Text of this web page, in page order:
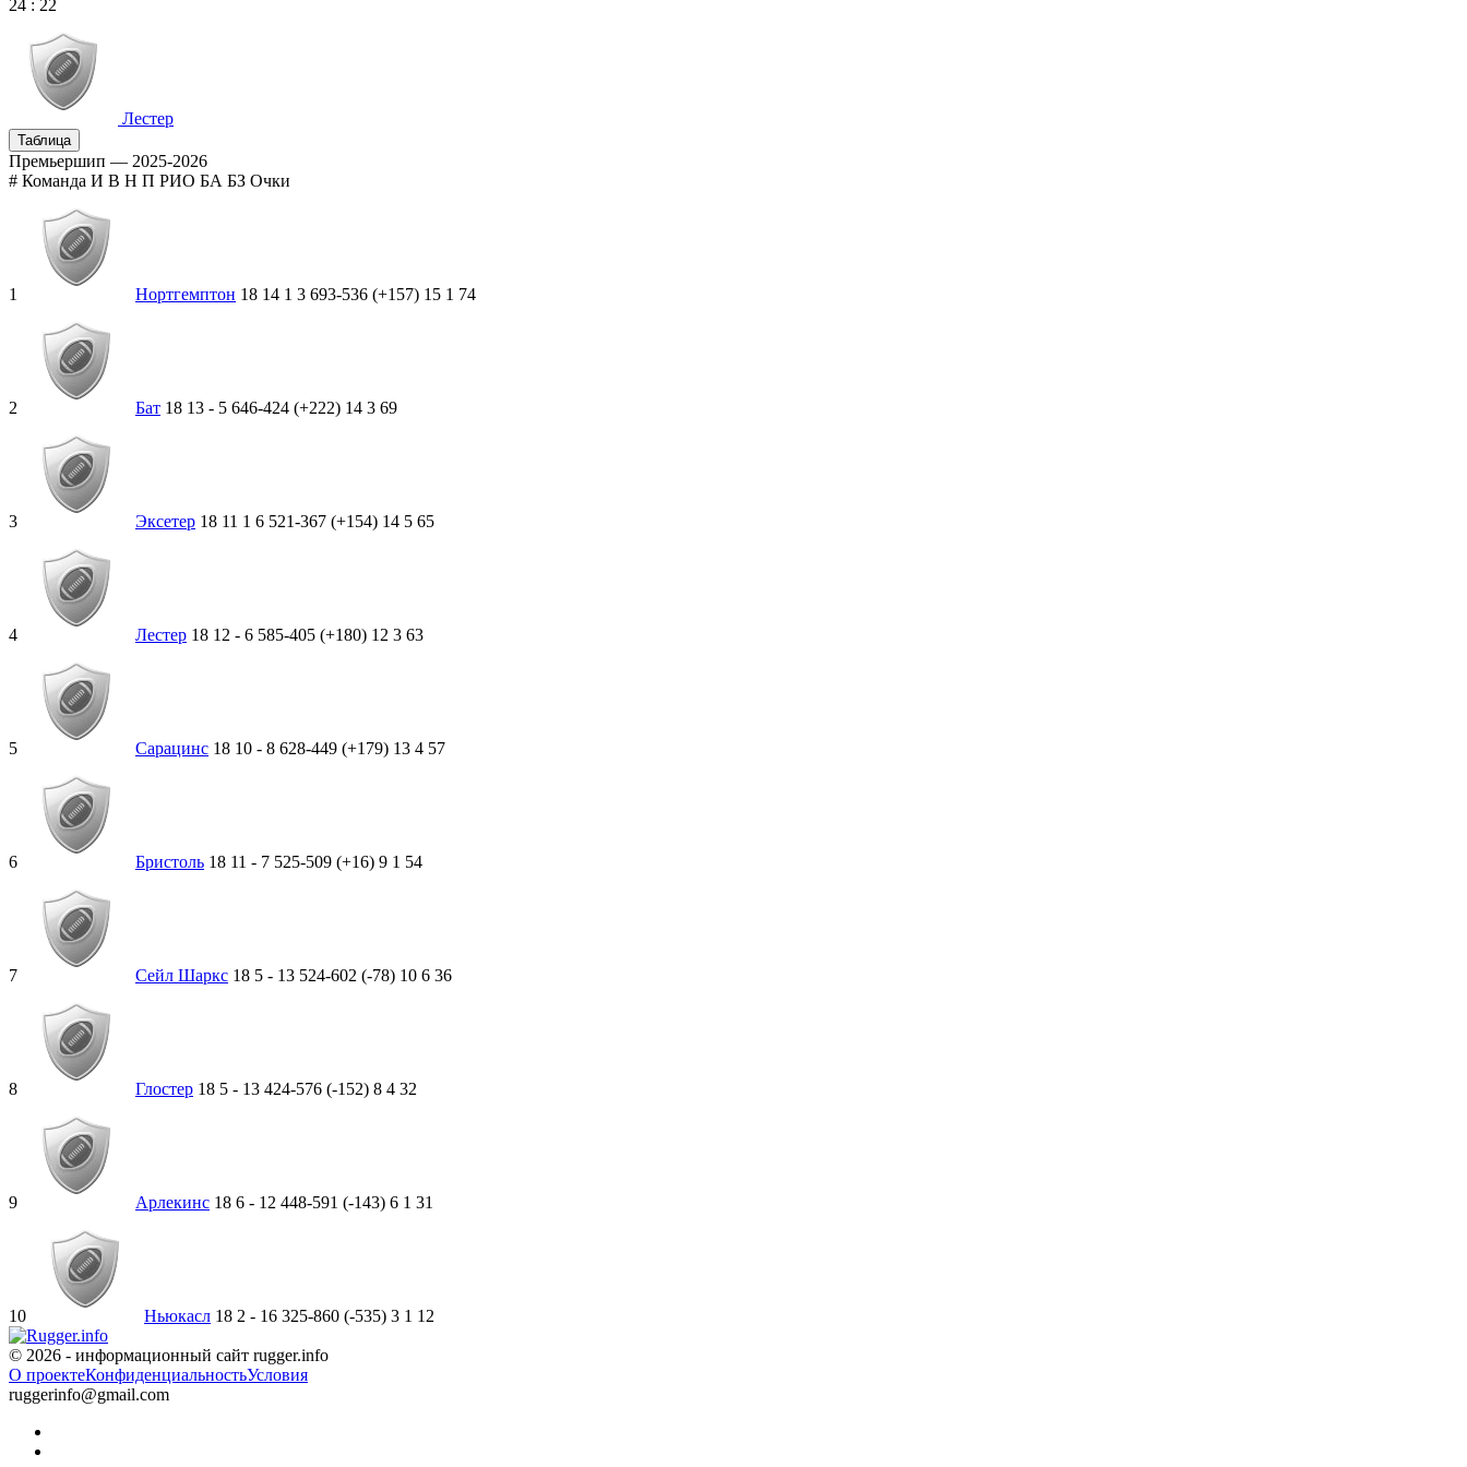
24 : 22
Лестер
Таблица
Премьершип — 2025-2026
# Команда И В Н П РИО БА БЗ Очки
1 Нортгемптон 18 14 1 3 693-536 (+157) 15 1 74
2 Бат 18 13 - 5 646-424 (+222) 14 3 69
3 Эксетер 18 11 1 6 521-367 (+154) 14 5 65
4 Лестер 18 12 - 6 585-405 (+180) 12 3 63
5 Сарацинс 18 10 - 8 628-449 (+179) 13 4 57
6 Бристоль 18 11 - 7 525-509 (+16) 9 1 54
7 Сейл Шаркс 18 5 - 13 524-602 (-78) 10 6 36
8 Глостер 18 5 - 13 424-576 (-152) 8 4 32
9 Арлекинс 18 6 - 12 448-591 (-143) 6 1 31
10 Ньюкасл 18 2 - 16 325-860 (-535) 3 1 12
© 2026 - информационный сайт rugger.info
О проектеКонфиденциальностьУсловия
ruggerinfo@gmail.com